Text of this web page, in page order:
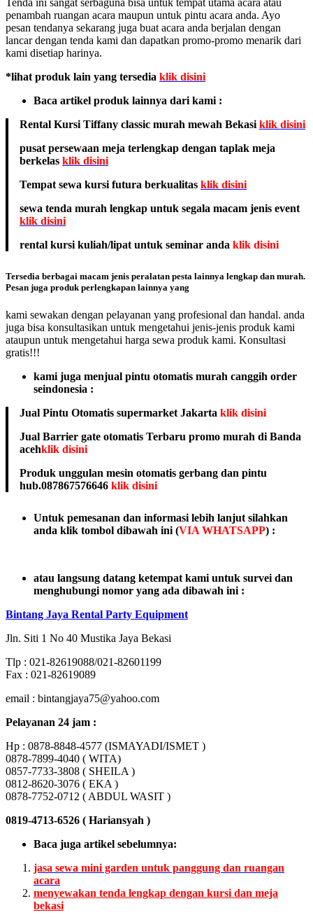
penambah ruangan acara maupun untuk pintu acara anda. Ayo
pesan tendanya sekarang juga buat acara anda berjalan dengan
lancar dengan tenda kami dan dapatkan promo-promo menarik dari
kami disetiap harinya.
*lihat produk lain yang tersedia klik disini
Baca artikel produk lainnya dari kami :
Rental Kursi Tiffany classic murah mewah Bekasi klik disini
pusat persewaan meja terlengkap dengan taplak meja
berkelas klik disini
Tempat sewa kursi futura berkualitas klik disini
sewa tenda murah lengkap untuk segala macam jenis event
klik disini
rental kursi kuliah/lipat untuk seminar anda klik disini
Tersedia berbagai macam jenis peralatan pesta lainnya lengkap dan murah.
Pesan juga produk perlengkapan lainnya yang
kami sewakan dengan pelayanan yang profesional dan handal. anda
juga bisa konsultasikan untuk mengetahui jenis-jenis produk kami
ataupun untuk mengetahui harga sewa produk kami. Konsultasi
gratis!!!
kami juga menjual pintu otomatis murah canggih order
seindonesia :
Jual Pintu Otomatis supermarket Jakarta klik disini
Jual Barrier gate otomatis Terbaru promo murah di Banda
acehklik disini
Produk unggulan mesin otomatis gerbang dan pintu
hub.087867576646 klik disini
Untuk pemesanan dan informasi lebih lanjut silahkan
anda klik tombol dibawah ini (VIA WHATSAPP) :
atau langsung datang ketempat kami untuk survei dan
menghubungi nomor yang ada dibawah ini :
Bintang Jaya Rental Party Equipment
Jln. Siti 1 No 40 Mustika Jaya Bekasi
Tlp : 021-82619088/021-82601199
Fax : 021-82619089
email : bintangjaya75@yahoo.com
Pelayanan 24 jam :
Hp : 0878-8848-4577 (ISMAYADI/ISMET )
0878-7899-4040 ( WITA)
0857-7733-3808 ( SHEILA )
0812-8620-3076 ( EKA )
0878-7752-0712 ( ABDUL WASIT )
0819-4713-6526 ( Hariansyah )
Baca juga artikel sebelumnya:
jasa sewa mini garden untuk panggung dan ruangan
acara
menyewakan tenda lengkap dengan kursi dan meja
bekasi